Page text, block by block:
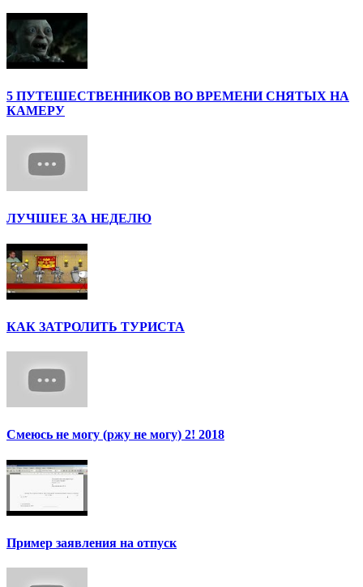
5 ПУТЕШЕСТВЕННИКОВ ВО ВРЕМЕНИ СНЯТЫХ НА
КАМЕРУ
ЛУЧШЕЕ ЗА НЕДЕЛЮ
КАК ЗАТРОЛИТЬ ТУРИСТА
Смеюсь не могу (ржу не могу) 2! 2018
Пример заявления на отпуск